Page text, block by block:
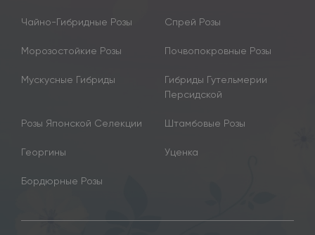
Чайно-Гибридные Розы Спрей Розы
Морозостойкие Розы Почвопокровные Розы
Мускусные Гибриды
Гибриды Гутельмерии
Персидской
Розы Японской Селекции Штамбовые Розы
Георгины Уценка
Бордюрные Розы